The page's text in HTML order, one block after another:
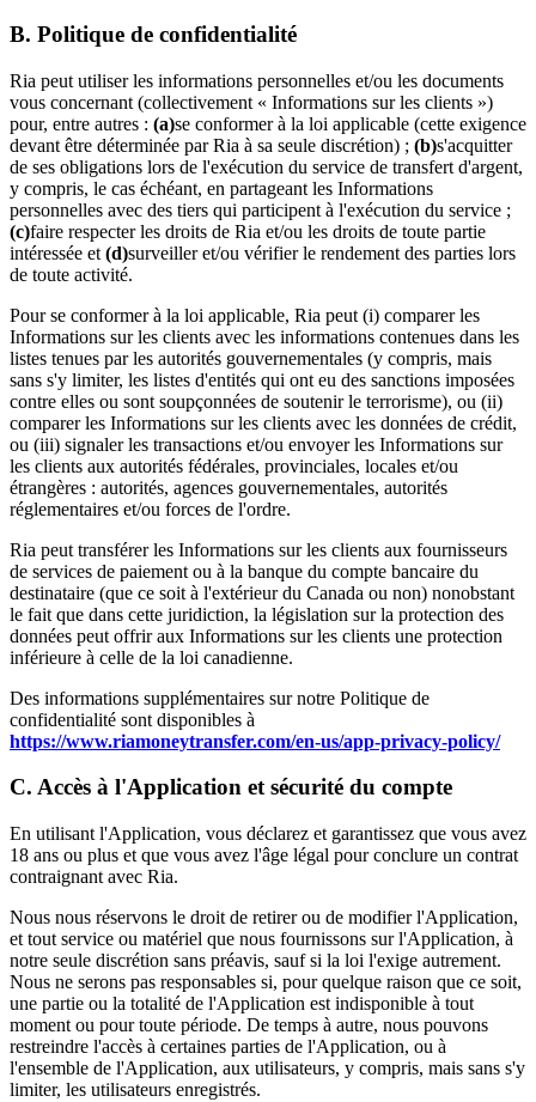
B. Politique de confidentialité
Ria peut utiliser les informations personnelles et/ou les documents
vous concernant (collectivement « Informations sur les clients »)
pour, entre autres : (a)se conformer à la loi applicable (cette exigence
devant être déterminée par Ria à sa seule discrétion) ; (b)s'acquitter
de ses obligations lors de l'exécution du service de transfert d'argent,
y compris, le cas échéant, en partageant les Informations
personnelles avec des tiers qui participent à l'exécution du service ;
(c)faire respecter les droits de Ria et/ou les droits de toute partie
intéressée et (d)surveiller et/ou vérifier le rendement des parties lors
de toute activité.
Pour se conformer à la loi applicable, Ria peut (i) comparer les
Informations sur les clients avec les informations contenues dans les
listes tenues par les autorités gouvernementales (y compris, mais
sans s'y limiter, les listes d'entités qui ont eu des sanctions imposées
contre elles ou sont soupçonnées de soutenir le terrorisme), ou (ii)
comparer les Informations sur les clients avec les données de crédit,
ou (iii) signaler les transactions et/ou envoyer les Informations sur
les clients aux autorités fédérales, provinciales, locales et/ou
étrangères : autorités, agences gouvernementales, autorités
réglementaires et/ou forces de l'ordre.
Ria peut transférer les Informations sur les clients aux fournisseurs
de services de paiement ou à la banque du compte bancaire du
destinataire (que ce soit à l'extérieur du Canada ou non) nonobstant
le fait que dans cette juridiction, la législation sur la protection des
données peut offrir aux Informations sur les clients une protection
inférieure à celle de la loi canadienne.
Des informations supplémentaires sur notre Politique de
confidentialité sont disponibles à
https://www.riamoneytransfer.com/en-us/app-privacy-policy/
C. Accès à l'Application et sécurité du compte
En utilisant l'Application, vous déclarez et garantissez que vous avez
18 ans ou plus et que vous avez l'âge légal pour conclure un contrat
contraignant avec Ria.
Nous nous réservons le droit de retirer ou de modifier l'Application,
et tout service ou matériel que nous fournissons sur l'Application, à
notre seule discrétion sans préavis, sauf si la loi l'exige autrement.
Nous ne serons pas responsables si, pour quelque raison que ce soit,
une partie ou la totalité de l'Application est indisponible à tout
moment ou pour toute période. De temps à autre, nous pouvons
restreindre l'accès à certaines parties de l'Application, ou à
l'ensemble de l'Application, aux utilisateurs, y compris, mais sans s'y
limiter, les utilisateurs enregistrés.